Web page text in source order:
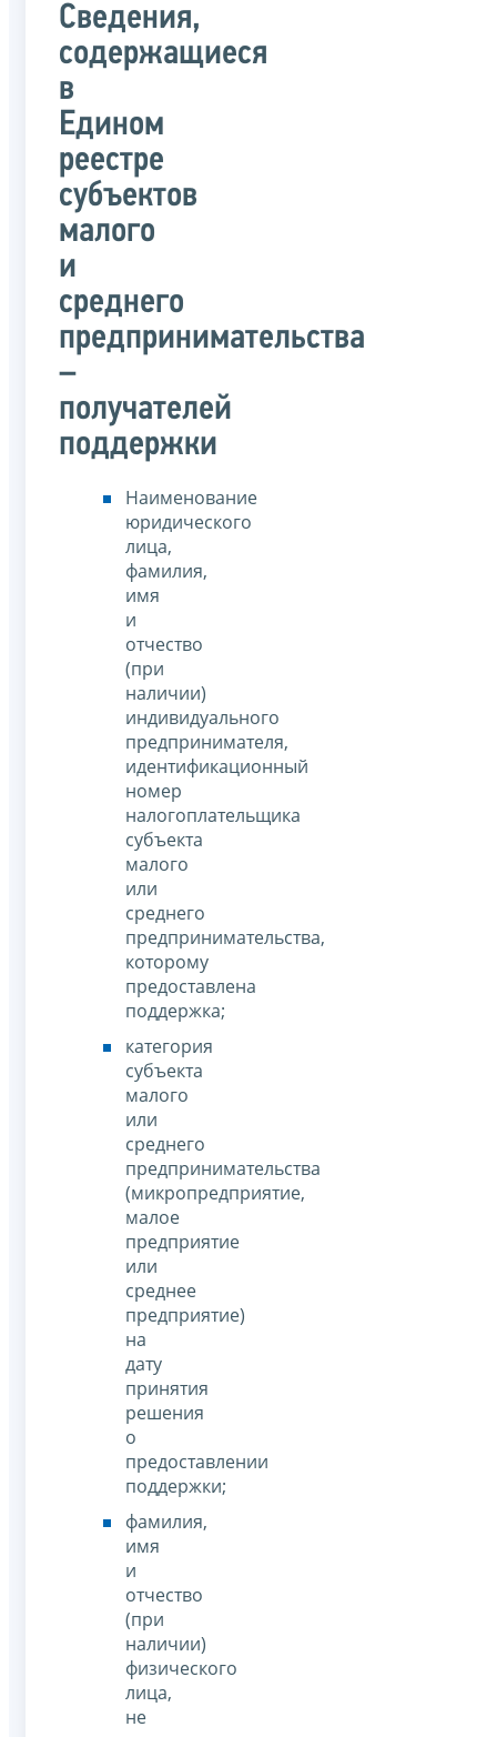
Сведения,
содержащиеся
в
Едином
реестре
субъектов
малого
и
среднего
предпринимательства
–
получателей
поддержки
Наименование
юридического
лица,
фамилия,
имя
и
отчество
(при
наличии)
индивидуального
предпринимателя,
идентификационный
номер
налогоплательщика
субъекта
малого
или
среднего
предпринимательства,
которому
предоставлена
поддержка;
категория
субъекта
малого
или
среднего
предпринимательства
(микропредприятие,
малое
предприятие
или
среднее
предприятие)
на
дату
принятия
решения
о
предоставлении
поддержки;
фамилия,
имя
и
отчество
(при
наличии)
физического
лица,
не